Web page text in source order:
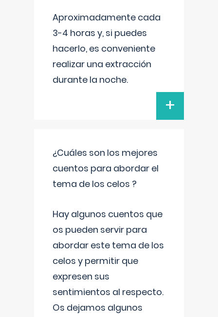
Aproximadamente cada
3-4 horas y, si puedes
hacerlo, es conveniente
realizar una extracción
durante la noche.
+
¿Cuáles son los mejores
cuentos para abordar el
tema de los celos ?
Hay algunos cuentos que
os pueden servir para
abordar este tema de los
celos y permitir que
expresen sus
sentimientos al respecto.
Os dejamos algunos